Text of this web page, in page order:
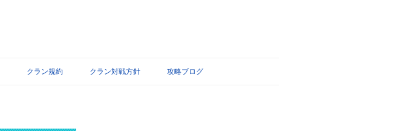
クラン規約 クラン対戦方針 攻略ブログ